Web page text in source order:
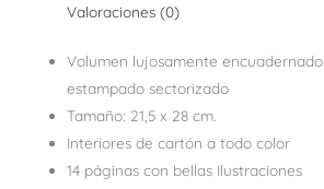
Valoraciones (0)
Volumen lujosamente
estampado sectorizado
Tamaño: 21,5 x 28 cm.
Interiores de cartón a todo color
14 páginas con bellas Ilustraciones